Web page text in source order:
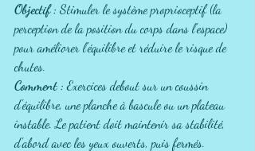
Objectif : Stimuler le système proprioceptif (la
perception de la position du corps dans l'espace)
pour améliorer l'équilibre et réduire le risque de
chutes.
Comment : Exercices debout sur un coussin
d'équilibre, une planche à bascule ou un plateau
instable. Le patient doit maintenir sa stabilité,
d'abord avec les yeux ouverts, puis fermés.